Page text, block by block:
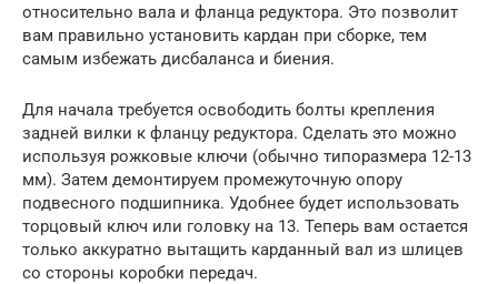
относительно вала и фланца редуктора. Это позволит
вам правильно установить кардан при сборке, тем
самым избежать дисбаланса и биения.
Для начала требуется освободить болты крепления
задней вилки к фланцу редуктора. Сделать это можно
используя рожковые ключи (обычно типоразмера 12-13
мм). Затем демонтируем промежуточную опору
подвесного подшипника. Удобнее будет использовать
торцовый ключ или головку на 13. Теперь вам остается
только аккуратно вытащить карданный вал из шлицев
со стороны коробки передач.